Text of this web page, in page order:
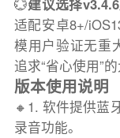
💮建议选择
适配安卓8+/
模用户验证无重
追求“省心使用”的
版本使用说明
🔸1. 软件提供蓝
录音功能。